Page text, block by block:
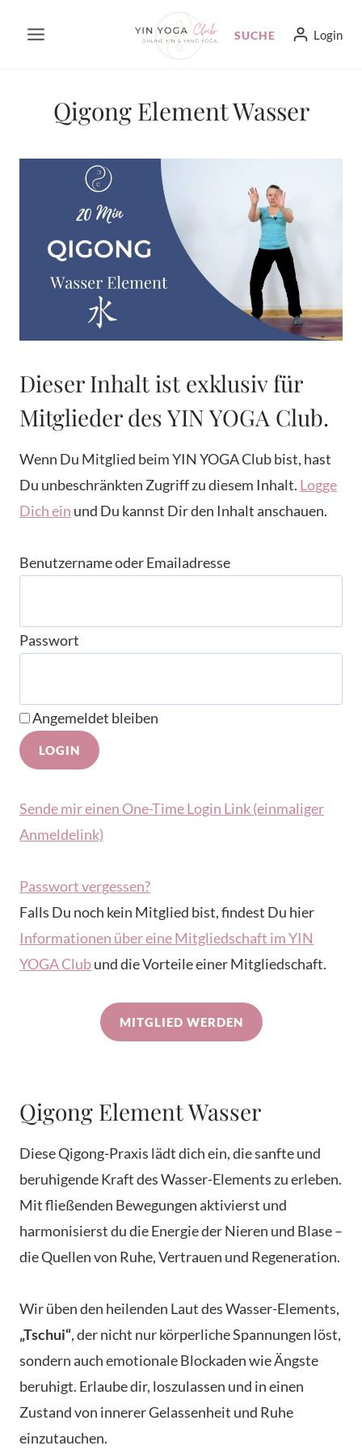
Inhalt
SUCHE Login
Qigong Element Wasser
Dieser Inhalt ist exklusiv für
Mitglieder des YIN YOGA Club.
Wenn Du Mitglied beim YIN YOGA Club bist, hast
Du unbeschränkten Zugriff zu diesem Inhalt. Logge
Dich ein und Du kannst Dir den Inhalt anschauen.
Benutzername oder Emailadresse
Passwort
Angemeldet bleiben
Sende mir einen One-Time Login Link (einmaliger
Anmeldelink)
Passwort vergessen?
Falls Du noch kein Mitglied bist, findest Du hier
Informationen über eine Mitgliedschaft im YIN
YOGA Clubund die Vorteile einer Mitgliedschaft.
MITGLIED WERDEN
Qigong Element Wasser
Diese Qigong-Praxis lädt dich ein, die sanfte und
beruhigende Kraft des Wasser-Elements zu erleben.
Mit fließenden Bewegungen aktivierst und
harmonisierst du die Energie der Nieren und Blase –
die Quellen von Ruhe, Vertrauen und Regeneration.
Wir üben den heilenden Laut des Wasser-Elements,
„Tschui“, der nicht nur körperliche Spannungen löst,
sondern auch emotionale Blockaden wie Ängste
beruhigt. Erlaube dir, loszulassen und in einen
Zustand von innerer Gelassenheit und Ruhe
einzutauchen.